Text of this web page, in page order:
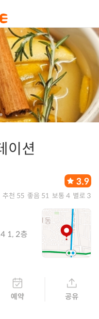
이션
3.9
추천 55 좋음 51 보통 4 별로 3
1, 2층
예약 공유